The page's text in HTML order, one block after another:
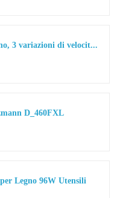
3 variazioni di velocit...
D_460FXL
Legno 96W Utensili